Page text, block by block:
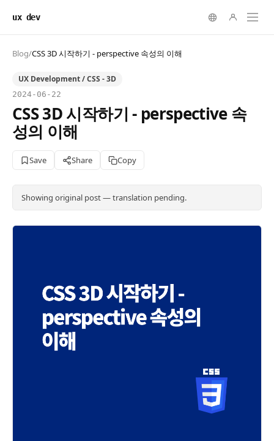
ux dev
Blog/CSS 3D 시작하기 - perspective 속성의 이해
UX Development / CSS - 3D
2024-06-22
CSS 3D 시작하기 - perspective 속
성의 이해
Save Share Copy
Showing original post — translation pending.